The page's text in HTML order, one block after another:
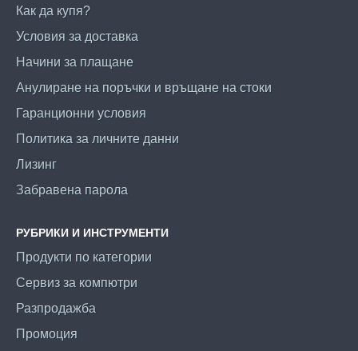
Как да купя?
Условия за доставка
Начини за плащане
Анулиране на поръчки и връщане на стоки
Гаранционни условия
Политика за личните данни
Лизинг
Забравена парола
РУБРИКИ И ИНСТРУМЕНТИ
Продукти по категории
Сервиз за компютри
Разпродажба
Промоция